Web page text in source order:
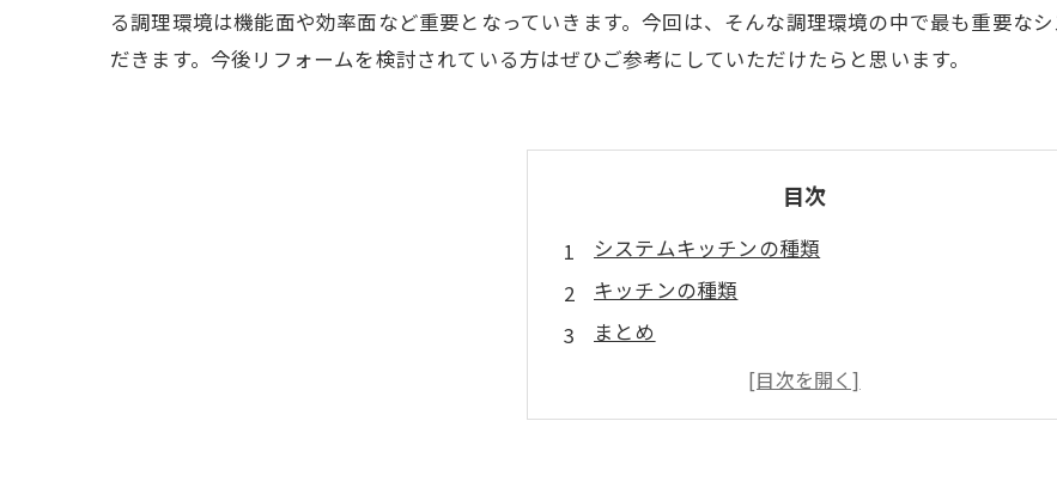
る調理環境は機能面や効率面など重要となっていきます。今回は、そんな調理環境の中で最も重要な
だきます。今後リフォームを検討されている方はぜひご参考にしていただけたらと思います。
目次
システムキッチンの種類
キッチンの種類
まとめ